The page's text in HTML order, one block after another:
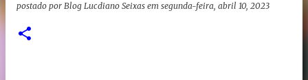
postado por Blog Lucdiano Seixas em segunda-feira, abril 10, 2023